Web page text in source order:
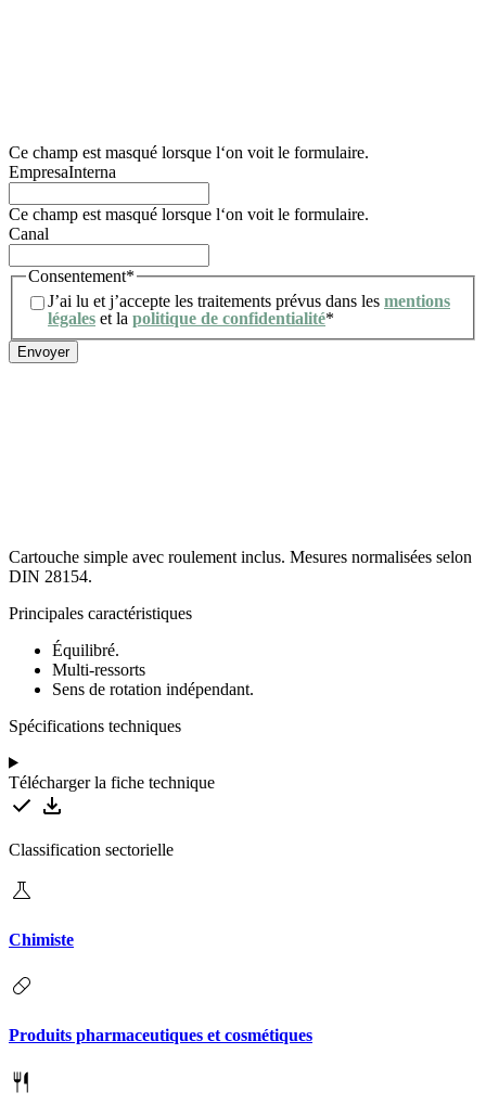
Ce champ est masqué lorsque l‘on voit le formulaire.
EmpresaInterna
Ce champ est masqué lorsque l‘on voit le formulaire.
Canal
Consentement*
J’ai lu et j’accepte les traitements prévus dans les mentions
légales et la politique de confidentialité*
Cartouche simple avec roulement inclus. Mesures normalisées selon
DIN 28154.
Principales caractéristiques
Équilibré.
Multi-ressorts
Sens de rotation indépendant.
Spécifications techniques
Télécharger la fiche technique
Classification sectorielle
Chimiste
Produits pharmaceutiques et cosmétiques